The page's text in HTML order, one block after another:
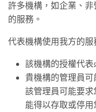
許多機構，如企業、
的服務。
代表機構使用我方的服
該機構的授權代
貴機構的管理員可
該管理員可能要
能得以存取或停用